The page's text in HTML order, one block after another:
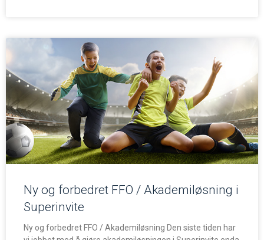
Ny og forbedret FFO / Akademiløsning i
Superinvite
Ny og forbedret FFO / Akademiløsning Den siste tiden har